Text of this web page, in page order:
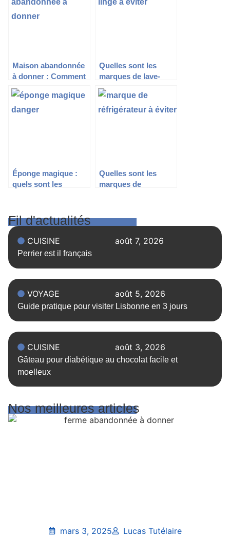
Maison abandonnée
à donner : Comment
faire ?
Quelles sont les
marques de lave-
linge à éviter ?
Éponge magique :
quels sont les
Quelles sont les
marques de
Fil d'actualités
CUISINE août 7, 2026
Perrier est il français
VOYAGE août 5, 2026
Guide pratique pour visiter Lisbonne en 3 jours
CUISINE août 3, 2026
Gâteau pour diabétique au chocolat facile et
moelleux
Nos meilleures articles
mars 3, 2025
Lucas Tutélaire